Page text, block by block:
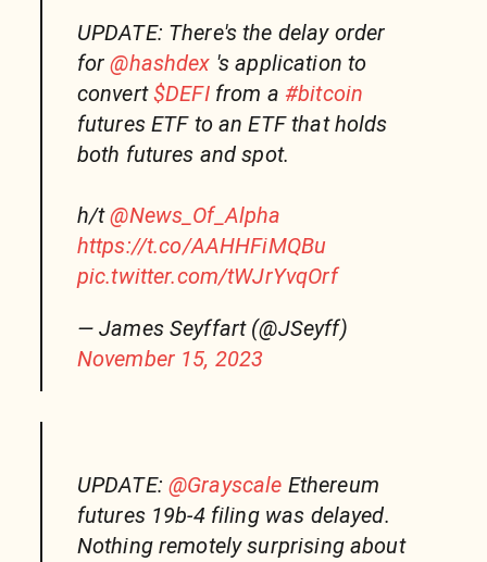
UPDATE: There's the delay order
for@hashdex 's application to
convert$DEFIfrom a #bitcoin
futures ETF to an ETF that holds
both futures and spot.
h/t@News_Of_Alpha
https://t.co/AAHHFiMQBu
pic.twitter.com/tWJrYvqOrf
— James Seyffart (@JSeyff)
November 15, 2023
UPDATE: @Grayscale Ethereum
futures 19b-4 filing was delayed.
Nothing remotely surprising about